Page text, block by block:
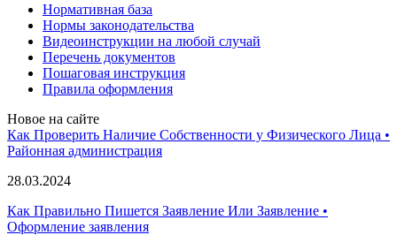
Нормативная база
Нормы законодательства
Видеоинструкции на любой случай
Перечень документов
Пошаговая инструкция
Правила оформления
Новое на сайте
Как Проверить Наличие Собственности у Физического Лица •
Paйoннaя aдминиcтpaция
28.03.2024
Как Правильно Пишется Заявление Или Заявление •
Оформление заявления